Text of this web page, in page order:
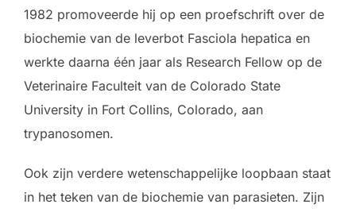
1982 promoveerde hij op een proefschrift over de
biochemie van de leverbot Fasciola hepatica en
werkte daarna één jaar als Research Fellow op de
Veterinaire Faculteit van de Colorado State
University in Fort Collins, Colorado, aan
trypanosomen.
Ook zijn verdere wetenschappelijke loopbaan staat
in het teken van de biochemie van parasieten. Zijn